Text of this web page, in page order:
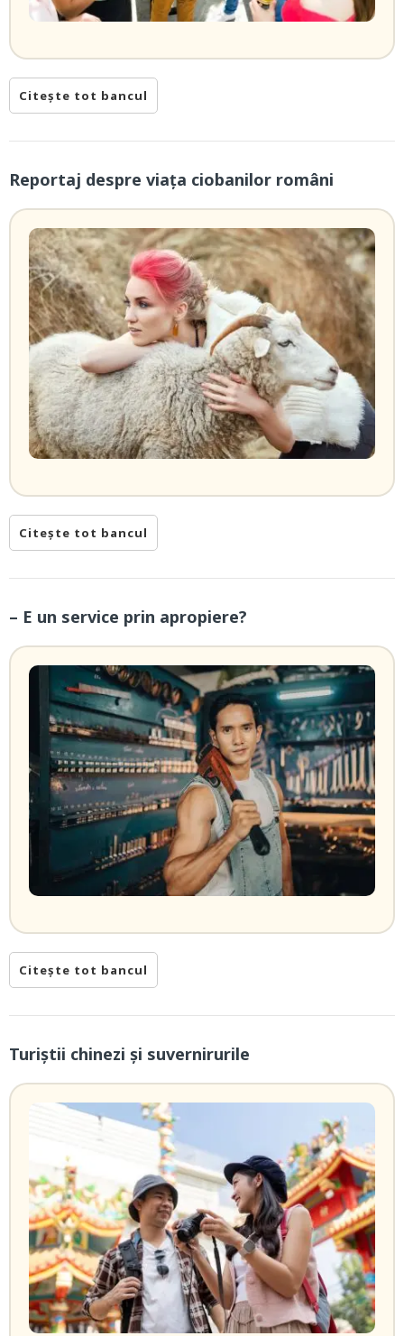
Citește tot bancul
Reportaj despre viața ciobanilor români
Citește tot bancul
– E un service prin apropiere?
Citește tot bancul
Turiștii chinezi și suvernirurile